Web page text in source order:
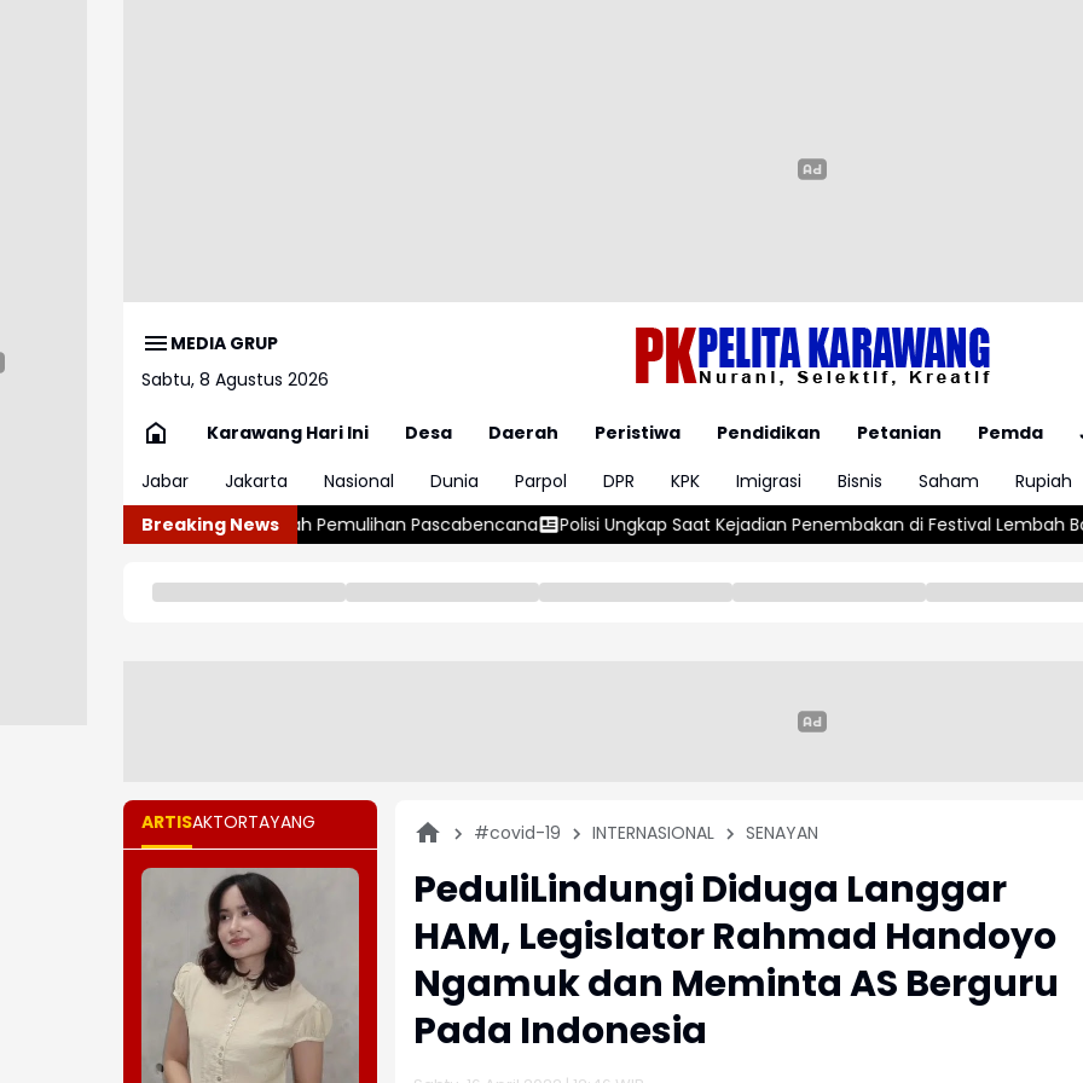
MEDIA GRUP
Sabtu, 8 Agustus 2026
Karawang Hari Ini Desa Daerah Peristiwa Pendidikan Petanian Pemda
Jabar
Jakarta Nasional Dunia Parpol DPR KPK Imigrasi Bisnis Saham Rupiah
Breaking News
di Tengah Pemulihan Pascabencana Polisi Ungkap Saat Kejadian Penembakan di Festival Lembah Baliem, Wamenpar Tak
ARTISAKTORTAYANG #covid-19 INTERNASIONAL SENAYAN
PeduliLindungi Diduga Langgar
HAM, Legislator Rahmad Handoyo
Ngamuk dan Meminta AS Berguru
Pada Indonesia